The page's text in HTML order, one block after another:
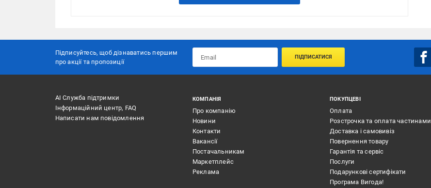
Підписуйтесь, щоб дізнаватись першим
про акції та пропозиції
ПІДПИСАТИСЯ
АІ Служба підтримки
Інформаційний центр, FAQ
Написати нам повідомлення
КОМПАНІЯ
Про компанію
Новини
Контакти
Вакансії
Постачальникам
Маркетплейс
Реклама
ПОКУПЦЕВІ
Оплата
Розстрочка та оплата частинами
Доставка і самовивіз
Повернення товару
Гарантія та сервіс
Послуги
Подарункові сертифікати
Програма Вигода!